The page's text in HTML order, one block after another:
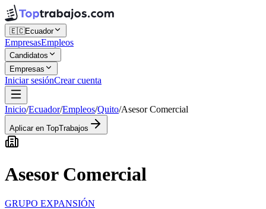
🇪🇨Ecuador
EmpresasEmpleos
Candidatos
Empresas
Iniciar sesiónCrear cuenta
Inicio/Ecuador/Empleos/Quito/Asesor Comercial
Aplicar en TopTrabajos
Asesor Comercial
GRUPO EXPANSIÓN